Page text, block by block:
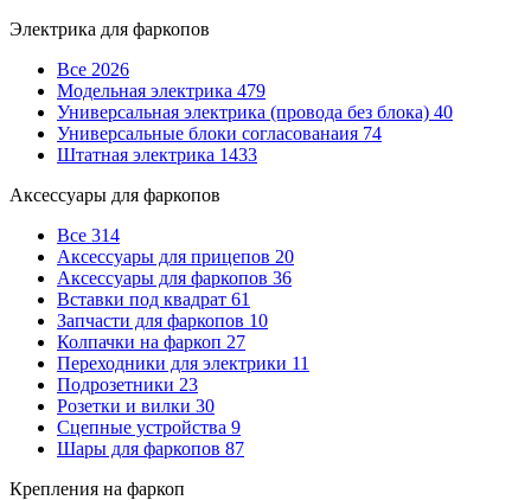
Электрика для фаркопов
Все 2026
Модельная электрика 479
Универсальная электрика (провода без блока) 40
Универсальные блоки согласованаия 74
Штатная электрика 1433
Аксессуары для фаркопов
Все 314
Аксессуары для прицепов 20
Аксессуары для фаркопов 36
Вставки под квадрат 61
Запчасти для фаркопов 10
Колпачки на фаркоп 27
Переходники для электрики 11
Подрозетники 23
Розетки и вилки 30
Сцепные устройства 9
Шары для фаркопов 87
Крепления на фаркоп